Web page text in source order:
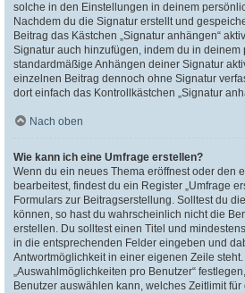
solche in den Einstellungen in deinem
Nachdem du die Signatur erstellt und
Beitrag das Kästchen „Signatur anhängen“
Signatur auch hinzufügen, indem du in
standardmäßige Anhängen deiner Signatur
einzelnen Beitrag dennoch ohne Signatur
dort einfach das Kontrollkästchen „Signatur
Nach oben
Wie kann ich eine Umfrage erstellen?
Wenn du ein neues Thema eröffnest oder den
bearbeitest, findest du ein Register „Umfrage
Formulars zur Beitragserstellung. Solltest du
können, so hast du wahrscheinlich nicht die
erstellen. Du solltest einen Titel und
in die entsprechenden Felder eingeben und
Antwortmöglichkeit in einer eigenen Zeile
„Auswahlmöglichkeiten pro Benutzer“
Benutzer auswählen kann, welches Zeitlimit